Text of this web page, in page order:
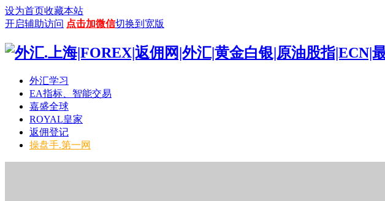
设为首页收藏本站
开启辅助访问 点击加微信切换到宽版
外汇学习
EA指标、智能交易
嘉盛全球
ROYAL皇家
返佣登记
操盘手.第一网